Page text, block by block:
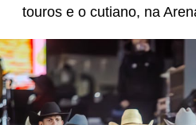
touros e o cutiano, na